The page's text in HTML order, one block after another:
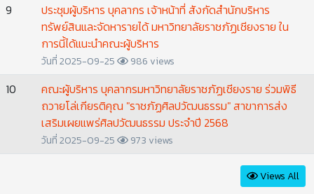
9
ประชุมผู้บริหาร บุคลากร เจ้าหน้าที่ สังกัดสำนักบริหาร
ทรัพย์สินและจัดหารายได้ มหาวิทยาลัยราชภัฏเชียงราย ใน
การนี้ได้แนะนำคณะผู้บริหาร
วันที่ 2025-09-25 986 views
10
คณะผู้บริหาร บุคลากรมหาวิทยาลัยราชภัฏเชียงราย ร่วมพิธี
ถวายโล่เกียรติคุณ "ราชภัฏศิลปวัฒนธรรม" สาขาการส่ง
เสริมเผยแพร่ศิลปวัฒนธรรม ประจำปี 2568
วันที่ 2025-09-25 973 views
Views All